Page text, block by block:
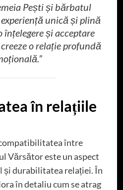
Pești și bărbatul
unică și plină
înțelegere și acceptare
o relație profundă
în relațiile
între
Vărsător este un aspect
și durabilitatea relației. În
în detaliu cum se atrag